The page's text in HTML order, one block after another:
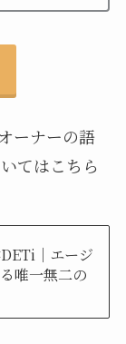
ーナーの語
てはこちら
｜エージ
唯一無二の